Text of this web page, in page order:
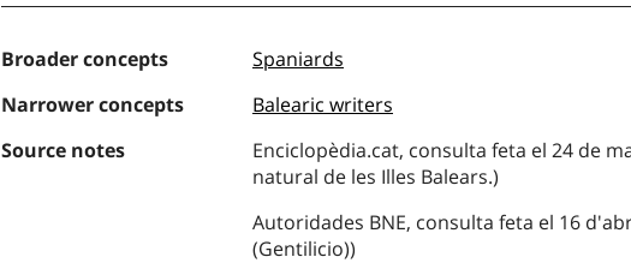
Broader concepts
Spaniards
Narrower concepts
Balearic writers
Source notes
Enciclopèdia.cat, consulta feta el 24 de
natural de les Illes Balears.)
Autoridades BNE, consulta feta el 16
(Gentilicio))